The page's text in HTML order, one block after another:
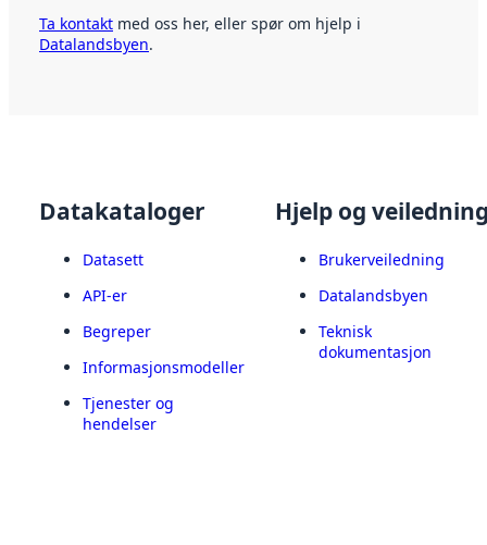
Ta kontakt med oss her, eller spør om hjelp i
Datalandsbyen.
Datakataloger
Datasett
API-er
Begreper
Informasjonsmodeller
Tjenester og
hendelser
Hjelp og
Brukerveiledning
Datalandsbyen
Teknisk
dokumentasjon